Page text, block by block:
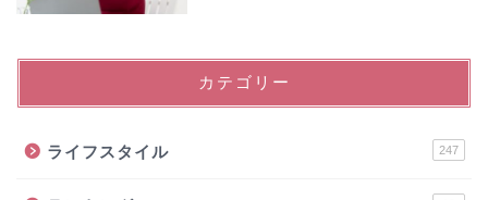
カテゴリー
ライフスタイル 247